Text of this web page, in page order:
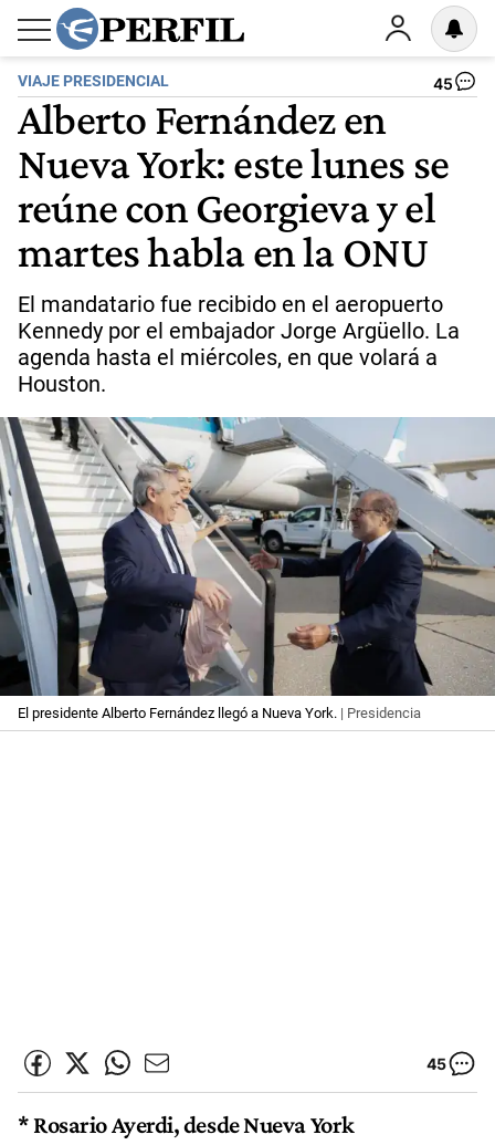
VIAJE PRESIDENCIAL 45
Alberto Fernández en
Nueva York: este lunes se
reúne con Georgieva y el
martes habla en la ONU
El mandatario fue recibido en el aeropuerto
Kennedy por el embajador Jorge Argüello. La
agenda hasta el miércoles, en que volará a
Houston.
El presidente Alberto Fernández llegó a Nueva York. | Presidencia
45
* Rosario Ayerdi, desde Nueva York